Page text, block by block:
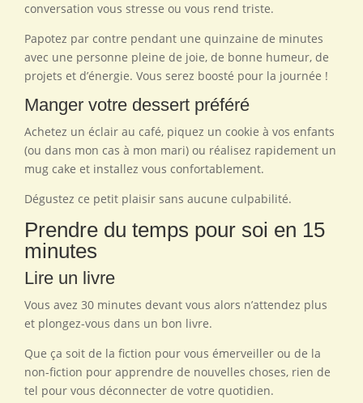
conversation vous stresse ou vous rend triste.
Papotez par contre pendant une quinzaine de minutes
avec une personne pleine de joie, de bonne humeur, de
projets et d’énergie. Vous serez boosté pour la journée !
Manger votre dessert préféré
Achetez un éclair au café, piquez un cookie à vos enfants
(ou dans mon cas à mon mari) ou réalisez rapidement un
mug cake et installez vous confortablement.
Dégustez ce petit plaisir sans aucune culpabilité.
Prendre du temps pour soi en 15
minutes
Lire un livre
Vous avez 30 minutes devant vous alors n’attendez plus
et plongez-vous dans un bon livre.
Que ça soit de la fiction pour vous émerveiller ou de la
non-fiction pour apprendre de nouvelles choses, rien de
tel pour vous déconnecter de votre quotidien.